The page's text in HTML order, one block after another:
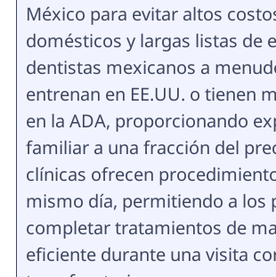
México para evitar altos
domésticos y largas listas de
dentistas mexicanos a
entrenan en EE.UU. o tienen
en la ADA, proporcionando
familiar a una fracción del
clínicas ofrecen
mismo día, permitiendo a los
completar tratamientos de
eficiente durante una visita